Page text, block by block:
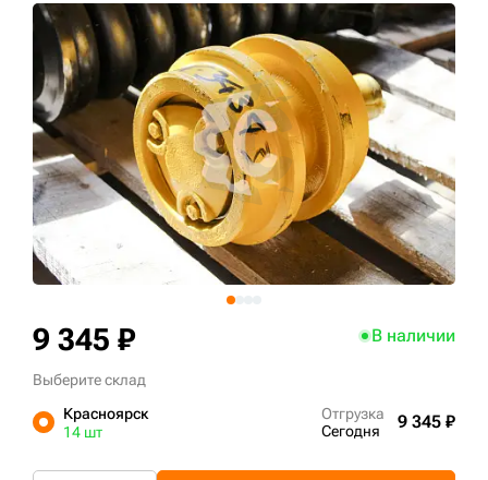
9 345 ₽ В наличии
Выберите склад
Красноярск
14 шт
Отгрузка
Сегодня
9 345 ₽
3D тур по производству
3D тур по складам
sksale@skdst.ru
+7 (499) 394-50-93